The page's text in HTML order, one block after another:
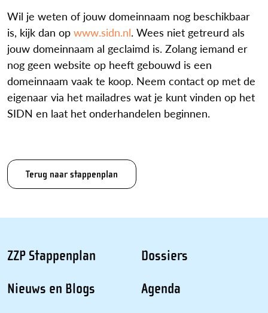
Wil je weten of jouw domeinnaam nog beschikbaar
is, kijk dan op www.sidn.nl. Wees niet getreurd als
jouw domeinnaam al geclaimd is. Zolang iemand er
nog geen website op heeft gebouwd is een
domeinnaam vaak te koop. Neem contact op met de
eigenaar via het mailadres wat je kunt vinden op het
SIDN en laat het onderhandelen beginnen.
Terug naar stappenplan
ZZP Stappenplan
Nieuws en Blogs
Dossiers
Agenda